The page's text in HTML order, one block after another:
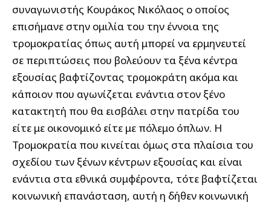
συναγωνιστής Κουράκος Νικόλαος ο οποίος
επισήμανε στην ομιλία του την έννοια της
τρομοκρατίας όπως αυτή μπορεί να ερμηνευτεί
σε περιπτώσεις που βολεύουν τα ξένα κέντρα
εξουσίας βαφτίζοντας τρομοκράτη ακόμα και
κάποιον που αγωνίζεται ενάντια στον ξένο
κατακτητή που θα εισβάλει στην πατρίδα του
είτε με οικονομικό είτε με πόλεμο όπλων. Η
Τρομοκρατία που κινείται όμως στα πλαίσια του
σχεδίου των ξένων κέντρων εξουσίας και είναι
ενάντια στα εθνικά συμφέροντα, τότε βαφτίζεται
κοινωνική επανάσταση, αυτή η δήθεν κοινωνική